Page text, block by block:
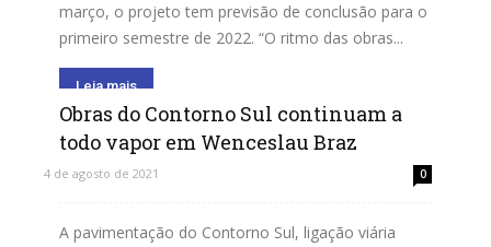
março, o projeto tem previsão de conclusão para o
primeiro semestre de 2022. “O ritmo das obras...
Leia mais
Obras do Contorno Sul continuam a
todo vapor em Wenceslau Braz
4 de agosto de 2021 0
A pavimentação do Contorno Sul, ligação viária